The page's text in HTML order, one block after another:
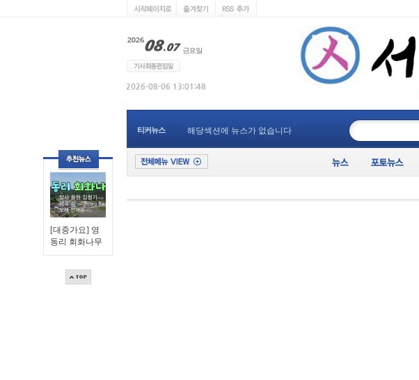
[대중가요] 영
동리 회화나무
티커뉴스 해당섹션에 뉴스가 없습니다